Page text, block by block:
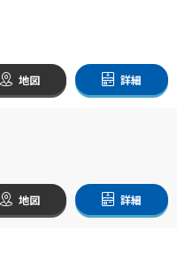
地図 詳細
地図 詳細